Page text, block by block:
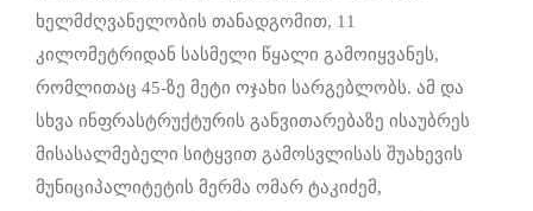
ხელმძღვანელობის თანადგომით, 11
კილომეტრიდან სასმელი წყალი გამოიყვანეს,
რომლითაც 45-ზე მეტი ოჯახი სარგებლობს. ამ და
სხვა ინფრასტრუქტურის განვითარებაზე ისაუბრეს
მისასალმებელი სიტყვით გამოსვლისას შუახევის
მუნიციპალიტეტის მერმა ომარ ტაკიძემ,